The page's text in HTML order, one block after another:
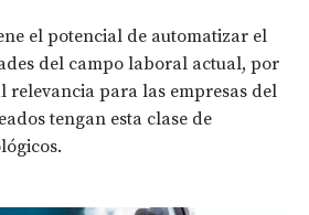
el potencial de automatizar el
del campo laboral actual, por
relevancia para las empresas del
tengan esta clase de